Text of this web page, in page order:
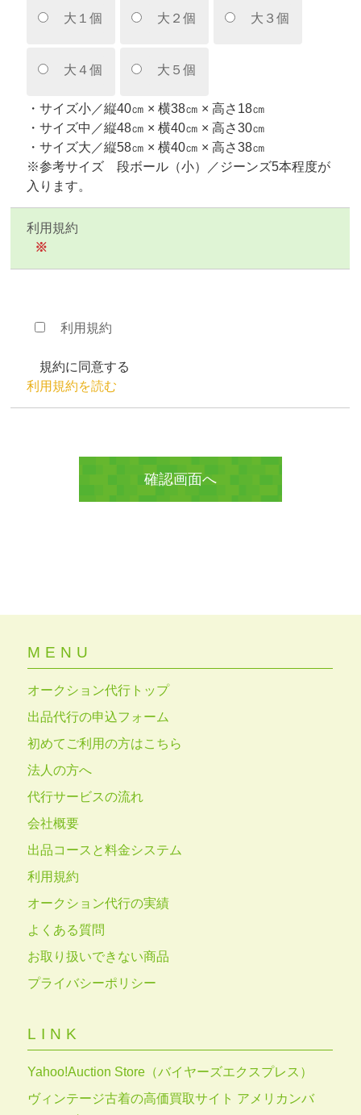
大１個 大２個 大３個
大４個 大５個
・サイズ小／縦40㎝ × 横38㎝ × 高さ18㎝
・サイズ中／縦48㎝ × 横40㎝ × 高さ30㎝
・サイズ大／縦58㎝ × 横40㎝ × 高さ38㎝
※参考サイズ 段ボール（小）／ジーンズ5本程度が
入ります。
利用規約
※
利用規約
規約に同意する
利用規約を読む
MENU
オークション代行トップ
出品代行の申込フォーム
初めてご利用の方はこちら
法人の方へ
代行サービスの流れ
会社概要
出品コースと料金システム
利用規約
オークション代行の実績
よくある質問
お取り扱いできない商品
プライバシーポリシー
LINK
Yahoo!Auction Store（バイヤーズエクスプレス）
ヴィンテージ古着の高価買取サイト アメリカンバ